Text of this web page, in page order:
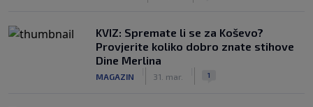
KVIZ: Spremate li se za Koševo?
Provjerite koliko dobro znate stihove
Dine Merlina
MAGAZIN 31. mar. 1